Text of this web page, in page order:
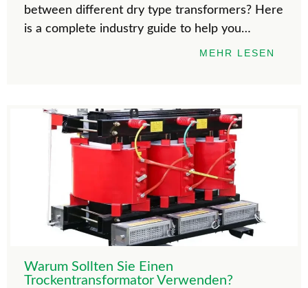
between different dry type transformers? Here
is a complete industry guide to help you
understand dry-type transformers correctly.
MEHR LESEN
Warum Sollten Sie Einen
Trockentransformator Verwenden?